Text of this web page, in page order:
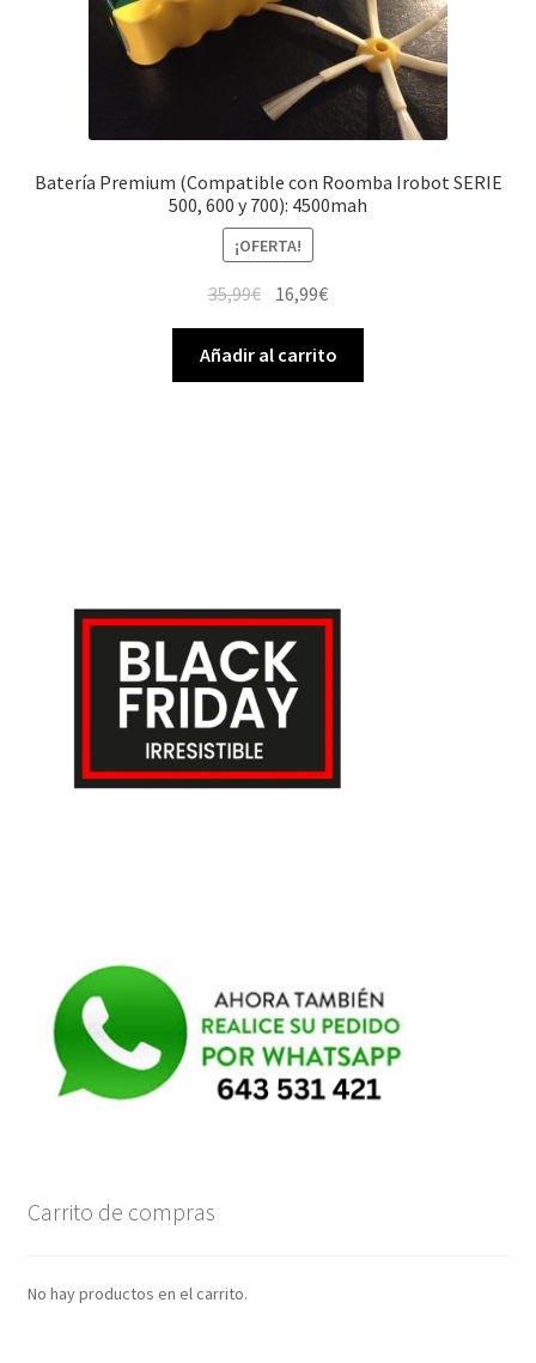
Batería Premium (Compatible con Roomba Irobot SERIE
500, 600 y 700): 4500mah
¡OFERTA!
35,99€ El
precio
original
era:
16,99€El
precio
actual
es:
Añadir al carrito
Carrito de compras
No hay productos en el carrito.